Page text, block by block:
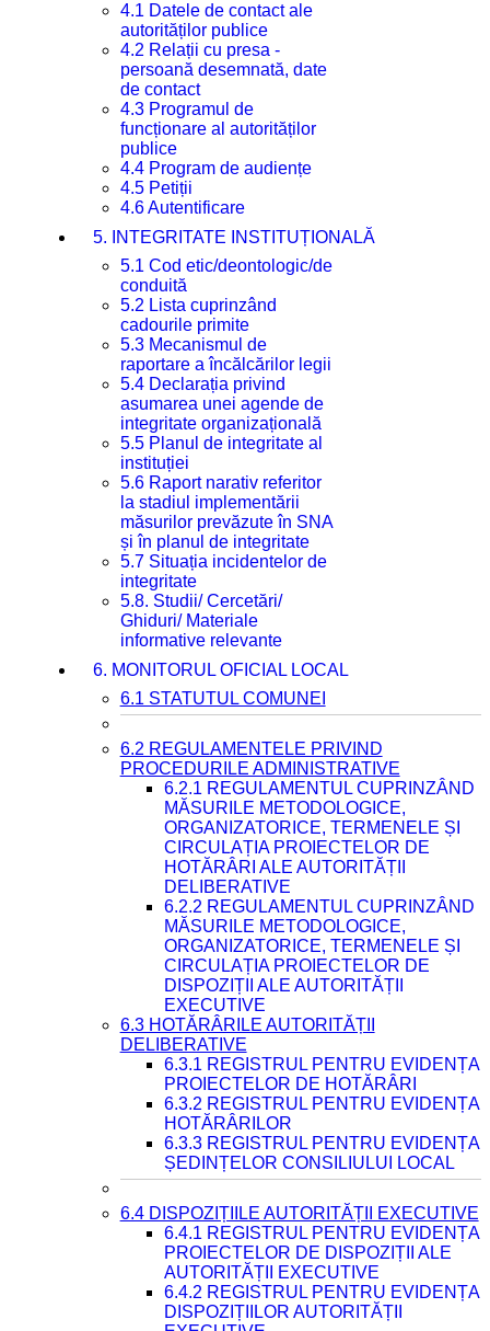
4.1 Datele de contact ale
autorităților publice
4.2 Relații cu presa -
persoană desemnată, date
de contact
4.3 Programul de
funcționare al autorităților
publice
4.4 Program de audiențe
4.5 Petiții
4.6 Autentificare
5. INTEGRITATE INSTITUȚIONALĂ
5.1 Cod etic/deontologic/de
conduită
5.2 Lista cuprinzând
cadourile primite
5.3 Mecanismul de
raportare a încălcărilor legii
5.4 Declarația privind
asumarea unei agende de
integritate organizațională
5.5 Planul de integritate al
instituției
5.6 Raport narativ referitor
la stadiul implementării
măsurilor prevăzute în SNA
și în planul de integritate
5.7 Situația incidentelor de
integritate
5.8. Studii/ Cercetări/
Ghiduri/ Materiale
informative relevante
6. MONITORUL OFICIAL LOCAL
6.1 STATUTUL COMUNEI
6.2 REGULAMENTELE PRIVIND
PROCEDURILE ADMINISTRATIVE
6.2.1 REGULAMENTUL CUPRINZÂND
MĂSURILE METODOLOGICE,
ORGANIZATORICE, TERMENELE ȘI
CIRCULAȚIA PROIECTELOR DE
HOTĂRÂRI ALE AUTORITĂȚII
DELIBERATIVE
6.2.2 REGULAMENTUL CUPRINZÂND
MĂSURILE METODOLOGICE,
ORGANIZATORICE, TERMENELE ȘI
CIRCULAȚIA PROIECTELOR DE
DISPOZIȚII ALE AUTORITĂȚII
EXECUTIVE
6.3 HOTĂRÂRILE AUTORITĂȚII
DELIBERATIVE
6.3.1 REGISTRUL PENTRU EVIDENȚA
PROIECTELOR DE HOTĂRÂRI
6.3.2 REGISTRUL PENTRU EVIDENȚA
HOTĂRÂRILOR
6.3.3 REGISTRUL PENTRU EVIDENȚA
ȘEDINȚELOR CONSILIULUI LOCAL
6.4 DISPOZIȚIILE AUTORITĂȚII EXECUTIVE
6.4.1 REGISTRUL PENTRU EVIDENȚA
PROIECTELOR DE DISPOZIȚII ALE
AUTORITĂȚII EXECUTIVE
6.4.2 REGISTRUL PENTRU EVIDENȚA
DISPOZIȚIILOR AUTORITĂȚII